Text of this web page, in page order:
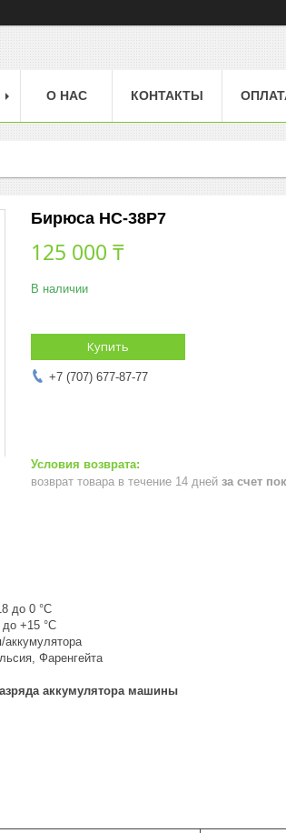
О НАС КОНТАКТЫ
Бирюса НС-38P7
125 000 ₸
В наличии
Купить
+7 (707) 677-87-77
возврат товара в течение 14 дней за счет
до 0 °C
+15 °C
аккумулятора
Фаренгейта
аккумулятора машины